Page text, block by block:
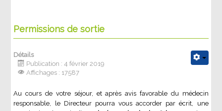
Permissions de sortie
Détails
Publication : 4 février 2019
Affichages : 17587
Au cours de votre séjour, et après avis favorable du médecin
responsable, le Directeur pourra vous accorder par écrit, une